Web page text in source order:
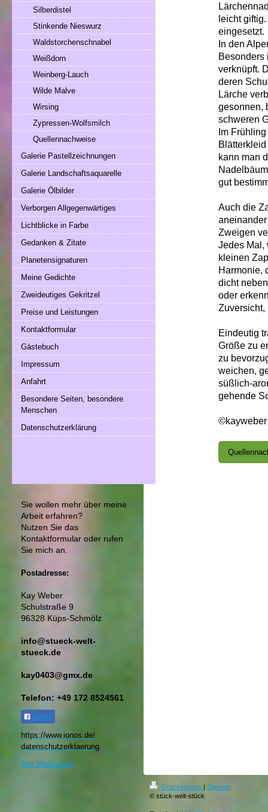
leicht
In den
Besonders
verknüpft.
deren
Lärche
gesonnen,
schweren
Im
kann man
gut
Auch die
Zweigen
Jedes Mal,
kleinen
Harmonie,
dicht
oder
Eindeutig
Größe zu
zu
weichen,
süßlich-
gehende
©kayweber
Silberdistel
Stinkende Nieswurz
Waldstorchenschnabel
Weißdorn
Weinberg-Lauch
Wilde Malve
Wirsing
Zypressen-Wolfsmilch
Quellennachweise
Galerie Pastellzeichnungen
Galerie Landschaftsaquarelle
Galerie Ölbilder
Verborgen Allgegenwärtiges
Lichtblicke in Farbe
Gedanken & Zitate
Planetensignaturen
Meine Gedichte
Zweideutiges Gekritzel
Preise und Leistungen
Kontaktformular
Gästebuch
Impressum
Anfahrt
Besondere Seiten, besondere
Menschen
Datenschutzerklärung
Sie wollen mehr über meine
Arbeit erfahren?
Nutzen Sie das
Kontaktformular oder rufen
Sie mich an.
Postadresse:
Kay Weber
Schulstraße 9
96328 Küps-Schmölz
info@stueck-welt-
stueck.de
kay0403@gmx.de
Telefon: +49 172 8524561
Teilen
https://www.ionos.de/
datenschutzerklaerung​
Alle Meldungen
Druckversion | Sitemap
© stück-welt-stück